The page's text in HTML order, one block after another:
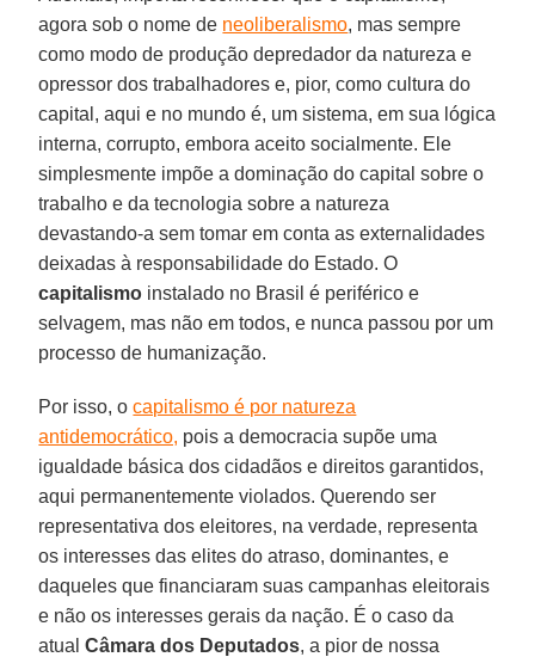
agora sob o nome de neoliberalismo, mas sempre
como modo de produção depredador da natureza e
opressor dos trabalhadores e, pior, como cultura do
capital, aqui e no mundo é, um sistema, em sua lógica
interna, corrupto, embora aceito socialmente. Ele
simplesmente impõe a dominação do capital sobre o
trabalho e da tecnologia sobre a natureza
devastando-a sem tomar em conta as externalidades
deixadas à responsabilidade do Estado. O
capitalismo instalado no Brasil é periférico e
selvagem, mas não em todos, e nunca passou por um
processo de humanização.
Por isso, ocapitalismo é por natureza
antidemocrático, pois a democracia supõe uma
igualdade básica dos cidadãos e direitos garantidos,
aqui permanentemente violados. Querendo ser
representativa dos eleitores, na verdade, representa
os interesses das elites do atraso, dominantes, e
daqueles que financiaram suas campanhas eleitorais
e não os interesses gerais da nação. É o caso da
atualCâmara dos Deputados, a pior de nossa